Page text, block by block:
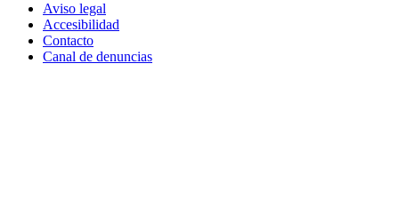
Aviso legal
Accesibilidad
Contacto
Canal de denuncias